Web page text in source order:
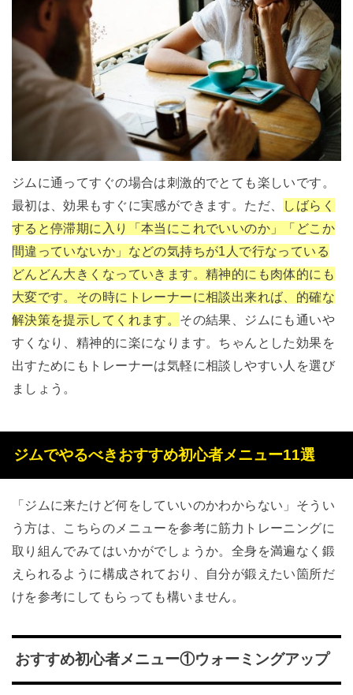
ジムに通ってすぐの場合は刺激的でとても楽しいです。
最初は、効果もすぐに実感ができます。ただ、
しばらく
すると停滞期に入り「本当にこれでいいのか」「どこか
間違っていないか」などの気持ちが1人で行なっている
どんどん大きくなっていきます。精神的にも肉体的にも
大変です。その時にトレーナーに相談出来れば、的確な
解決策を提示してくれます。 その結果、ジムにも通いや
すくなり、精神的に楽になります。ちゃんとした効果を
出すためにもトレーナーは気軽に相談しやすい人を選び
ましょう。
ジムでやるべきおすすめ初心者メニュー11選
「ジムに来たけど何をしていいのかわからない」そうい
う方は、こちらのメニューを参考に筋力トレーニングに
取り組んでみてはいかがでしょうか。全身を満遍なく鍛
えられるように構成されており、自分が鍛えたい箇所だ
けを参考にしてもらっても構いません。
おすすめ初心者メニュー①ウォーミングアップ